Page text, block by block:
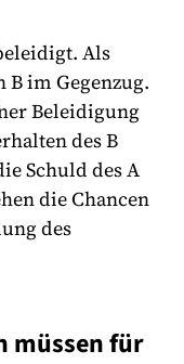
Als
im Gegenzug.
Beleidigung
des B
Schuld des A
die Chancen
des
müssen für